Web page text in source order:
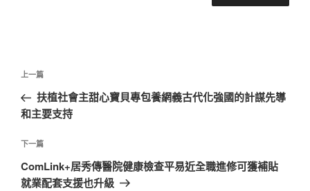
文
導
覽
上
一
篇
章
上一篇
扶植社會主甜心寶貝專包養網義古代化強國的計謀先導
和主要支持
下
一
篇
下一篇
ComLink+居秀傳醫院健康檢查平易近全職進修可獲補貼
就業配套支援也升級